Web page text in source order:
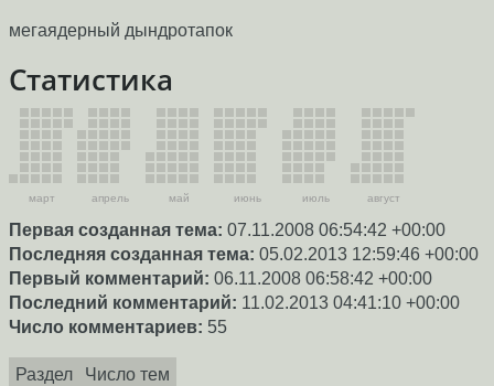
мегаядерный дындротапок
Статистика
март апрель май июнь июль август
Первая созданная тема: 07.11.2008 06:54:42 +00:00
Последняя созданная тема: 05.02.2013 12:59:46 +00:00
Первый комментарий: 06.11.2008 06:58:42 +00:00
Последний комментарий: 11.02.2013 04:41:10 +00:00
Число комментариев: 55
Раздел Число тем